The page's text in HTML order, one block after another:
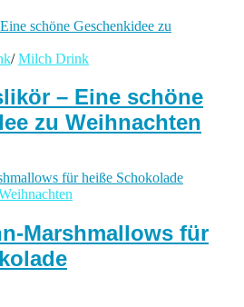
/ Milch Drink
– Eine schöne
zu Weihnachten
Marshmallows für